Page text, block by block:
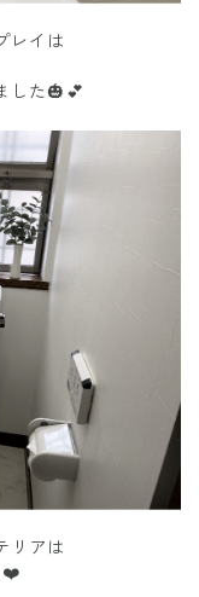
レイは
した🎃💕
リアは
❤️